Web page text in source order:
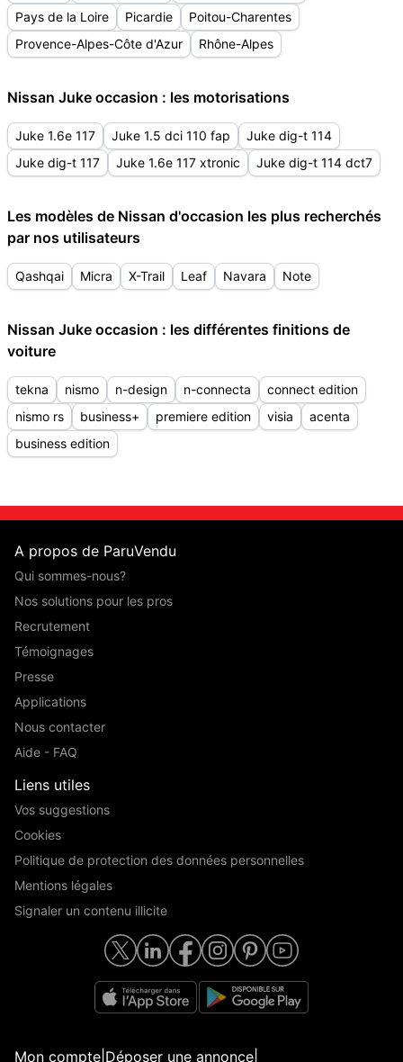
Pays de la Loire
Picardie
Poitou-Charentes
Provence-Alpes-Côte d'Azur
Rhône-Alpes
Nissan Juke occasion : les motorisations
Juke 1.6e 117 Juke 1.5 dci 110 fap
Juke dig-t 114
Juke dig-t 117
Juke 1.6e 117 xtronic Juke dig-t 114 dct7
Les modèles de Nissan d'occasion les plus recherchés
par nos utilisateurs
Qashqai Micra X-Trail Leaf Navara Note
Nissan Juke occasion : les différentes finitions de
voiture
tekna nismo n-design n-connecta
connect edition
nismo rs
business+ premiere edition visia
acenta
business edition
A propos de ParuVendu
Qui sommes-nous?
Nos solutions pour les pros
Recrutement
Témoignages
Presse
Applications
Nous contacter
Aide - FAQ
Liens utiles
Vos suggestions
Cookies
Politique de protection des données personnelles
Mentions légales
Signaler un contenu illicite
Mon compte Déposer une annonce